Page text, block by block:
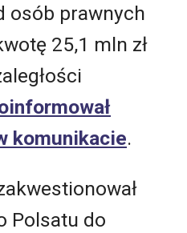
osób prawnych
25,1 mln zł
komunikacie.
Polsatu do